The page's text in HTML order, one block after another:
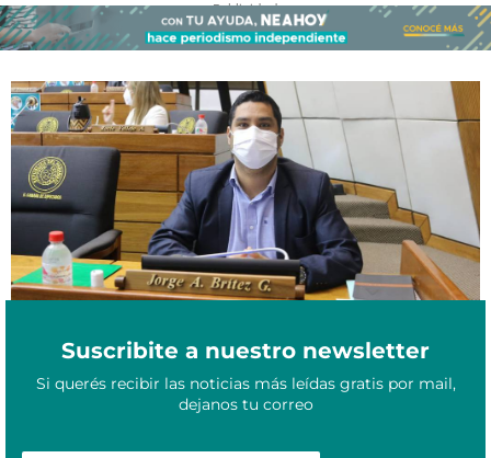
- Publicidad -
Un diputado paraguayo propone legalizar el robo y genera
rechazos en la Cámara
Mayo 7, 2021
Suscribite a nuestro newsletter
Si querés recibir las noticias más leídas gratis por mail,
dejanos tu correo